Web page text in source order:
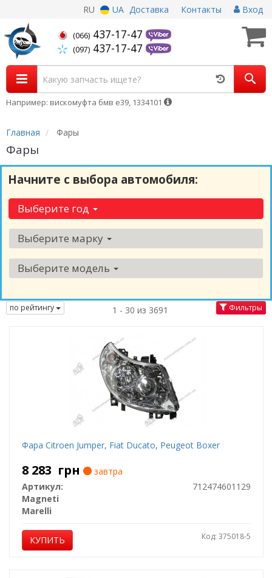
RU UA Доставка Контакты Вход
(066) 437-17-47
(097) 437-17-47
Например: вискомуфта бмв е39, 1334101
Главная Фары
Фары
Начните с выбора автомобиля:
Выберите год
Выберите марку
Выберите модель
по рейтингу 1 - 30 из 3691 Фильтры
Фара Citroen Jumper, Fiat Ducato, Peugeot Boxer
8 283 грн
завтра
Артикул:
712474601129
Magneti
Marelli
КУПИТЬ Код: 375018-5